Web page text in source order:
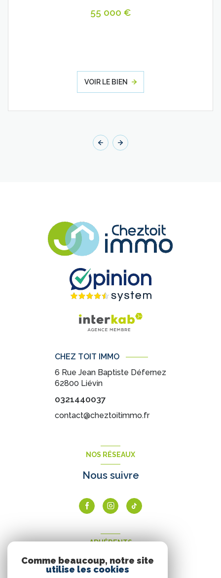
55 000 €
VOIR LE BIEN
CHEZ TOIT IMMO
6 Rue Jean Baptiste Défernez
62800 Liévin
0321440037
contact@cheztoitimmo.fr
NOS RÉSEAUX
Nous suivre
ADHÉRENTS
Nous adhérons
Comme beaucoup, notre site
utilise les cookies